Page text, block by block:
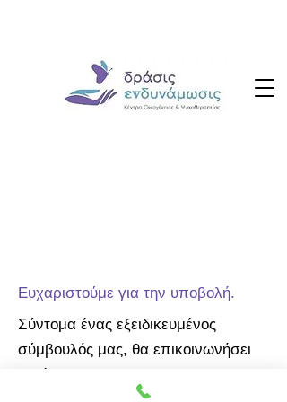
Ευχαριστούμε για την υποβολή.
Σύντομα ένας εξειδικευμένος
σύμβουλός μας, θα επικοινωνήσει
μαζί σας.